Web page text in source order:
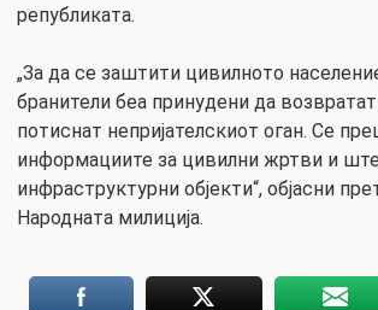
републиката.
„За да се заштити цивилното
бранители беа принудени да возвратат
потиснат непријателскиот оган. Се
информациите за цивилни жртви и
инфраструктурни објекти“, објасни
Народната милиција.